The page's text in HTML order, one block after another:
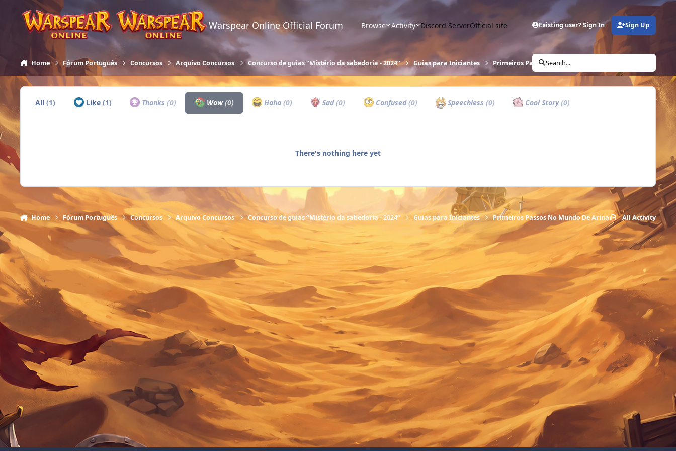
Skip to content
Warspear Online Official Forum Browse Activity Discord ServerOfficial site Existing user? Sign In Sign Up
Home Fórum Português Concursos Arquivo Concursos Concurso de guias “Mistério da sabedoria - 2024” Guias para Iniciantes Primeiros Passos No Mundo De Arinar
Search...
All(1) Like (1) Thanks(0) Wow(0) Haha (0) Sad(0) Confused(0) Speechless (0) Cool Story(0)
There's nothing here yet
Home Fórum Português Concursos Arquivo Concursos Concurso de guias “Mistério da sabedoria - 2024” Guias para Iniciantes Primeiros Passos No Mundo De Arinar All Activity